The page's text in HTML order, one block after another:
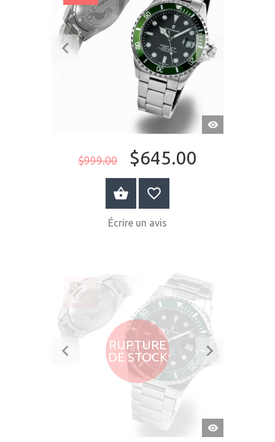
APERÇU
RAPIDE
$999.00 $645.00
ACHETER MAINTENANT
Écrire un avis
RUPTURE
DE STOCK
APERÇU
RAPIDE
SOLDÉ
-30%